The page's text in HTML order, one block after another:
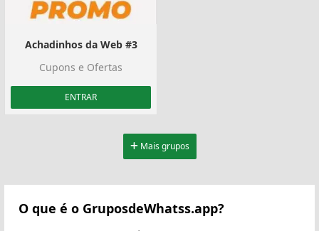
Achadinhos da Web #3
Cupons e Ofertas
ENTRAR
Mais grupos
O que é o GruposdeWhatss.app?